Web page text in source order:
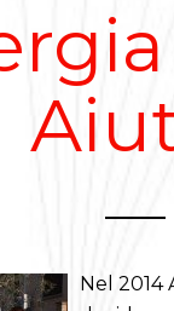
Nel 2014